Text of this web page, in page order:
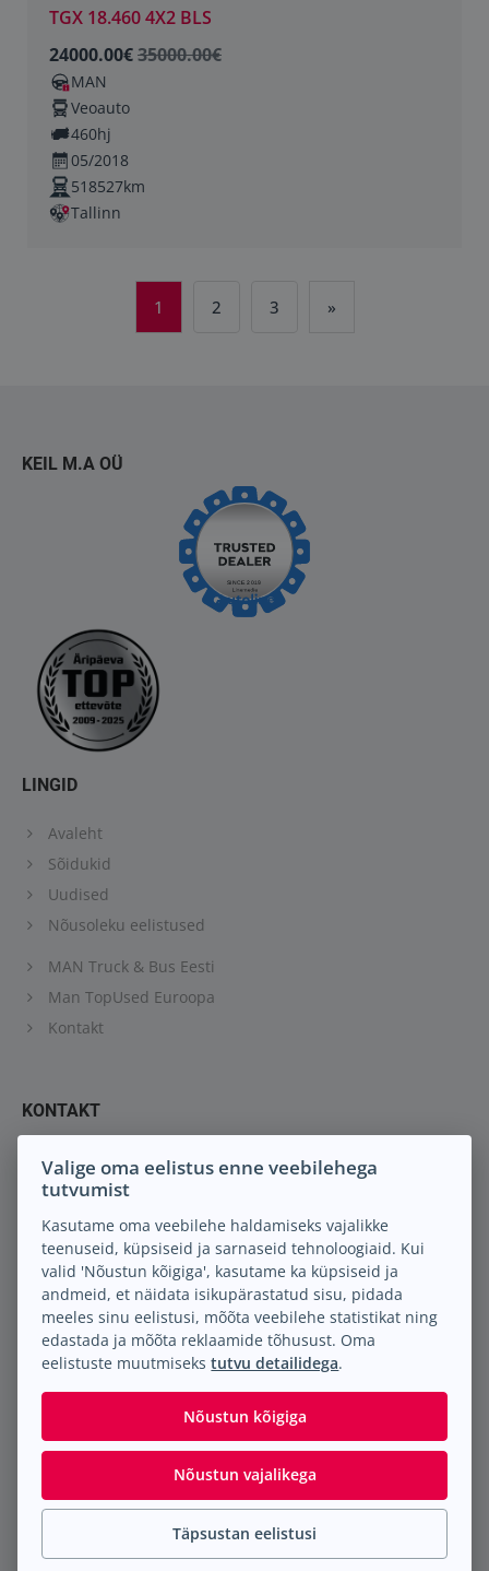
TGX 18.460 4X2 BLS
24000.00€35000.00€
MAN
Veoauto
460hj
05/2018
518527km
Tallinn
1 2 3 »
KEIL M.A OÜ
LINGID
Avaleht
Sõidukid
Uudised
Nõusoleku eelistused
MAN Truck & Bus Eesti
Man TopUsed Euroopa
Kontakt
KONTAKT
Keil M.A. OÜ
Peterburi tee 88
info@keilma.ee
+372 605 2000
Facebook
Instagram
Valige oma eelistus enne veebilehega
tutvumist
Kasutame oma veebilehe haldamiseks vajalikke
teenuseid, küpsiseid ja sarnaseid tehnoloogiaid. Kui
valid 'Nõustun kõigiga', kasutame ka küpsiseid ja
andmeid, et näidata isikupärastatud sisu, pidada
meeles sinu eelistusi, mõõta veebilehe statistikat ning
edastada ja mõõta reklaamide tõhusust. Oma
eelistuste muutmisekstutvu detailidega.
Nõustun kõigiga
Nõustun vajalikega
Täpsustan eelistusi